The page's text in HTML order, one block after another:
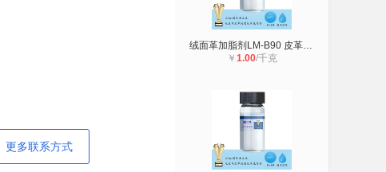
更多联系方式
绒面革加脂剂LM-B90 皮革化工助剂 厂
￥ 1.00/千克